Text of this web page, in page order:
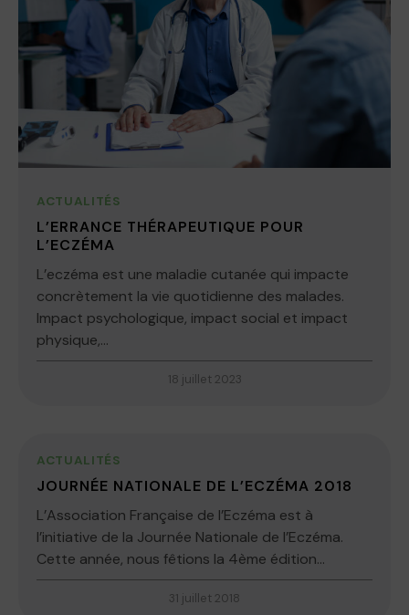
ACTUALITÉS
L’ERRANCE THÉRAPEUTIQUE POUR
L’ECZÉMA
L’eczéma est une maladie cutanée qui impacte
concrètement la vie quotidienne des malades.
Impact psychologique, impact social et impact
physique,...
18 juillet 2023
ACTUALITÉS
JOURNÉE NATIONALE DE L’ECZÉMA 2018
L’Association Française de l’Eczéma est à
l’initiative de la Journée Nationale de l’Eczéma.
Cette année, nous fêtions la 4ème édition...
31 juillet 2018